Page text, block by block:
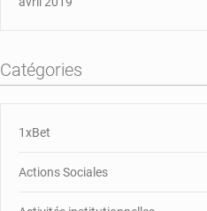
Catégories
1xBet
Actions Sociales